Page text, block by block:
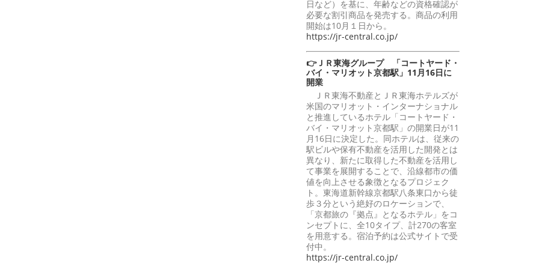
日など）を基に、年齢などの資格確認が
必要な割引商品を発売する。商品の利用
開始は10月１日から。
https://jr-central.co.jp/
👉ＪＲ東海グループ 「コートヤード・
バイ・マリオット京都駅」11月16日に
開業
ＪＲ東海不動産とＪＲ東海ホテルズが
米国のマリオット・インターナショナル
と推進しているホテル「コートヤード・
バイ・マリオット京都駅」の開業日が11
月16日に決定した。同ホテルは、従来の
駅ビルや保有不動産を活用した開発とは
異なり、新たに取得した不動産を活用し
て事業を展開することで、沿線都市の価
値を向上させる象徴となるプロジェク
ト。東海道新幹線京都駅八条東口から徒
歩３分という絶好のロケーションで、
「京都旅の『拠点』となるホテル」をコ
ンセプトに、全10タイプ、計270の客室
を用意する。宿泊予約は公式サイトで受
付中。
https://jr-central.co.jp/